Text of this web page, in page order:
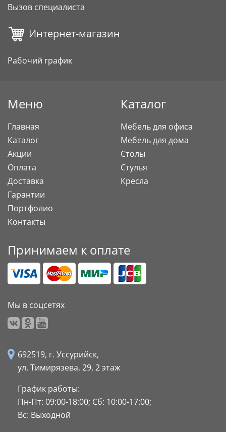
Вызов специалиста
Интернет-магазин
Рабочий график
Меню
Главная
Каталог
Акции
Оплата
Доставка
Гарантии
Портфолио
Контакты
Каталог
Мебель для офиса
Мебель для дома
Столы
Стулья
Кресла
Принимаем к оплате
Мы в соцсетях
692519, г. Уссурийск,
ул. Тимирязева, 29, 2 этаж
График работы:
Пн-Пт: 09:00-18:00; Сб: 10:00-17:00;
Вс: Выходной